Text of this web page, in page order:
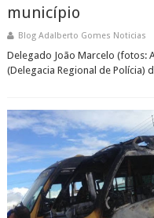
município
Blog Adalberto Gomes Noticias
Delegado João Marcelo (fotos:
(Delegacia Regional de Polícia)